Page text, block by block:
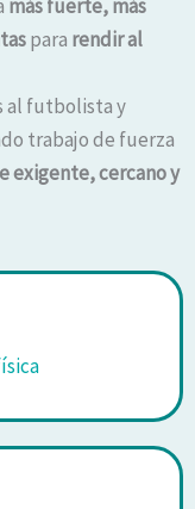
más fuerte, más
para rendir al
al futbolista y
trabajo de fuerza
exigente, cercano y